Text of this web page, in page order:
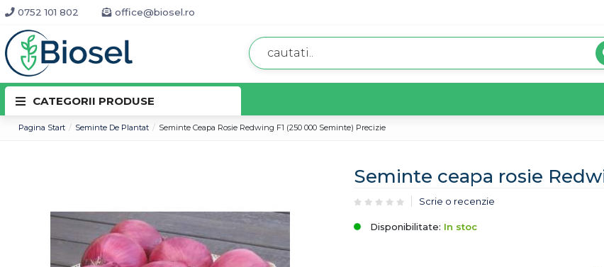
0752 101 802 office@biosel.ro
CATEGORII PRODUSE
Pagina Start Seminte De Plantat Seminte Ceapa Rosie Redwing F1 (250 000 Seminte) Precizie
Seminte ceapa rosie
Scrie o recenzie
Disponibilitate: In stoc